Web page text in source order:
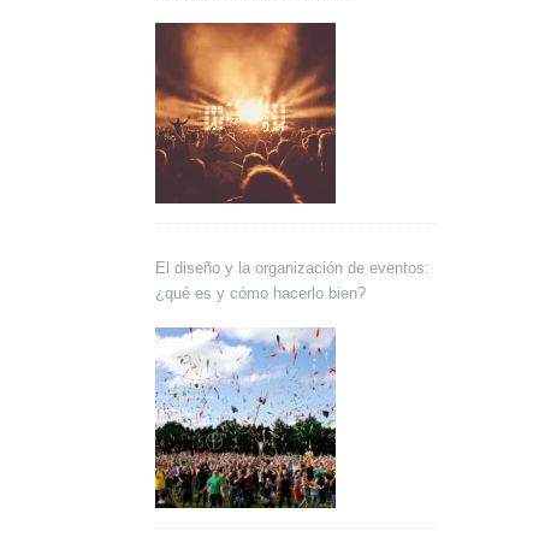
El diseño y la organización de eventos:
¿qué es y cómo hacerlo bien?